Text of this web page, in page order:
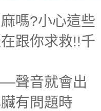
嗎?小心這些
跟你求救!!千
聲音就會出
有問題時